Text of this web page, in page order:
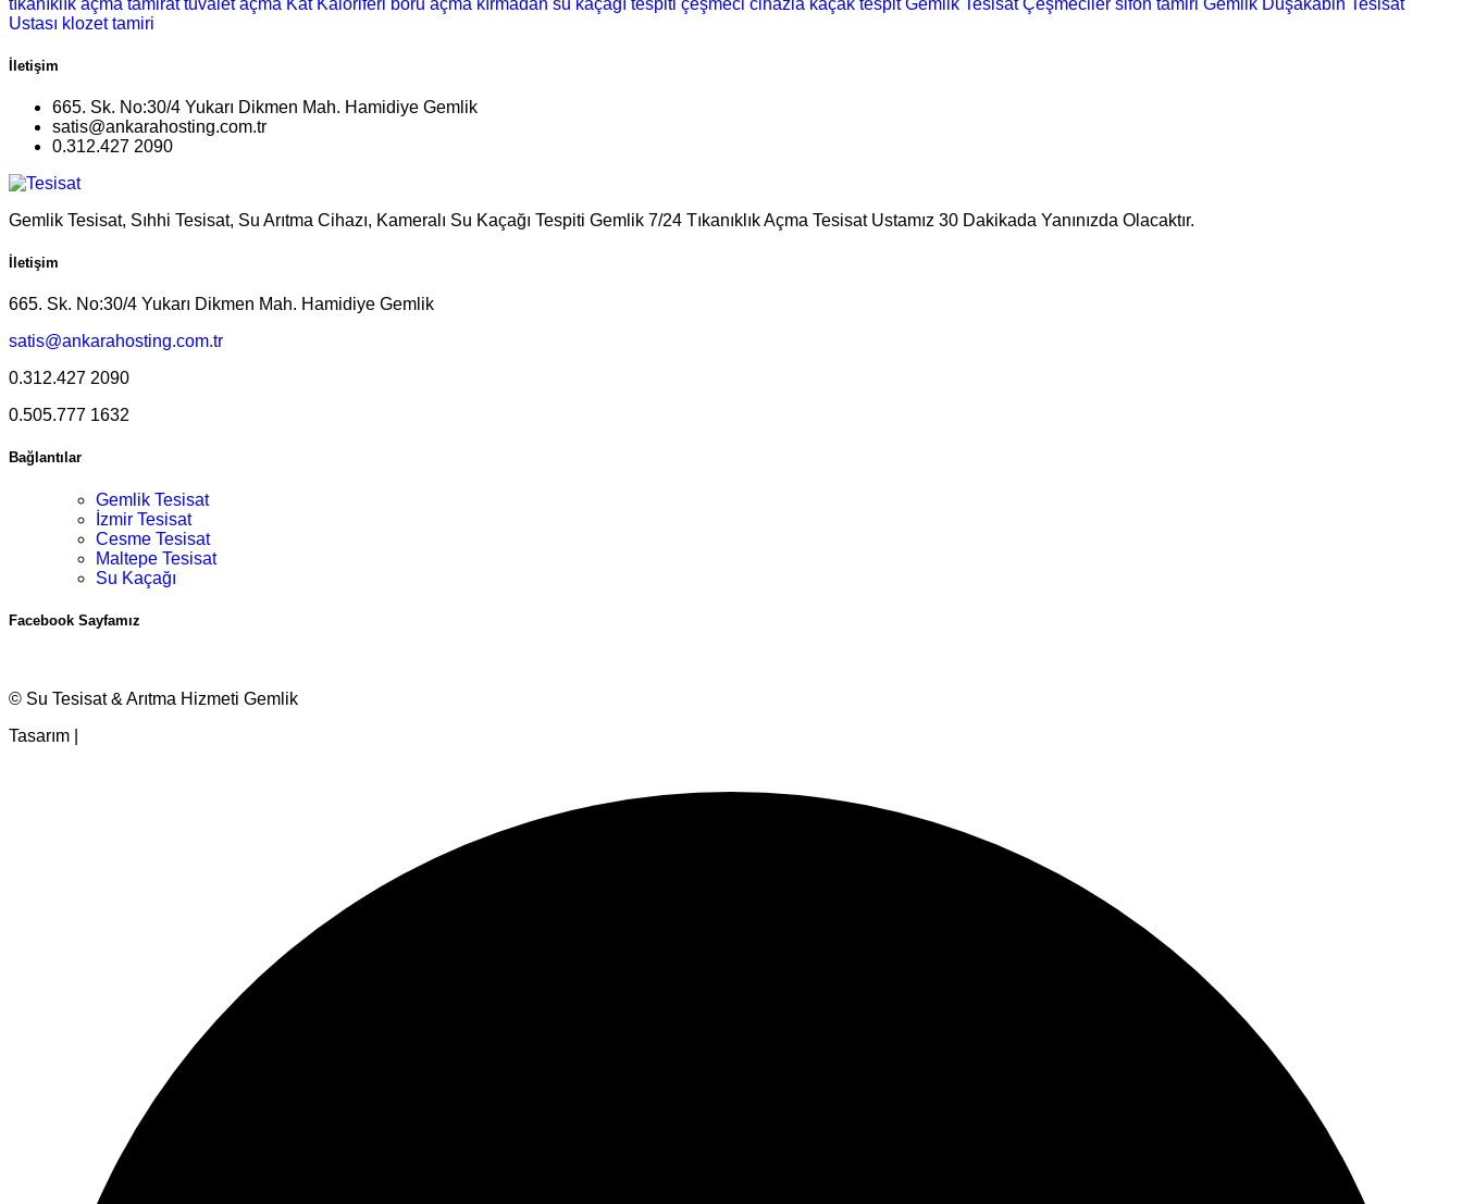
Ustası klozet tamiri
İletişim
665. Sk. No:30/4 Yukarı Dikmen Mah. Hamidiye Gemlik
satis@ankarahosting.com.tr
0.312.427 2090
Gemlik Tesisat, Sıhhi Tesisat, Su Arıtma Cihazı, Kameralı Su Kaçağı Tespiti Gemlik 7/24 Tıkanıklık Açma Tesisat Ustamız 30 Dakikada Yanınızda Olacaktır.
İletişim
665. Sk. No:30/4 Yukarı Dikmen Mah. Hamidiye Gemlik
satis@ankarahosting.com.tr
0.312.427 2090
0.505.777 1632
Bağlantılar
Gemlik Tesisat
İzmir Tesisat
Cesme Tesisat
Maltepe Tesisat
Su Kaçağı
Facebook Sayfamız
© Su Tesisat & Arıtma Hizmeti Gemlik
Tasarım |